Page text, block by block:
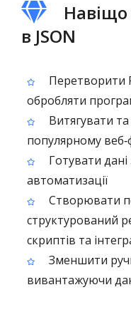
Навіщо
в JSON
Перетворити
обробляти
Витягувати
популярному
Готувати дані
автоматизації
Створювати
структурований
скриптів та
Зменшити
вивантажуючи